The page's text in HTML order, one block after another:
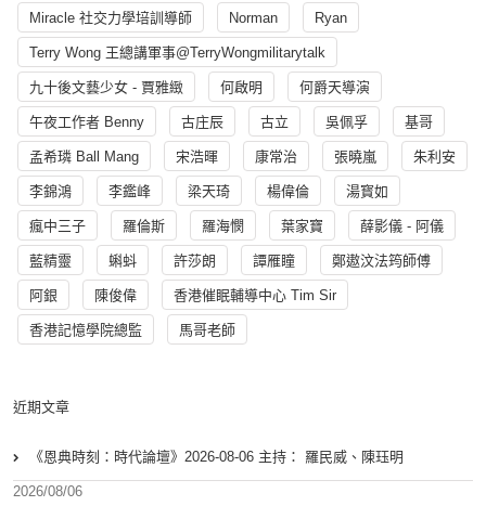
Miracle 社交力學培訓導師 Norman Ryan
Terry Wong 王總講軍事@TerryWongmilitarytalk
九十後文藝少女 - 賈雅緻 何啟明 何爵天導演
午夜工作者 Benny 古庄辰 古立 吳佩孚 基哥
孟希璘 Ball Mang 宋浩暉 康常治 張曉嵐 朱利安
李錦鴻 李鑑峰 梁天琦 楊偉倫 湯寳如
瘋中三子 羅倫斯 羅海憫 葉家寶 薛影儀 - 阿儀
藍精靈 蝌蚪 許莎朗 譚雁瞳 鄭遨汶法筠師傅
阿銀 陳俊偉 香港催眠輔導中心 Tim Sir
香港記憶學院總監 馬哥老師
近期文章
《恩典時刻：時代論壇》2026-08-06 主持： 羅民威、陳珏明
2026/08/06